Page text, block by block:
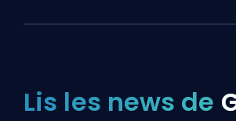
Lis les news de